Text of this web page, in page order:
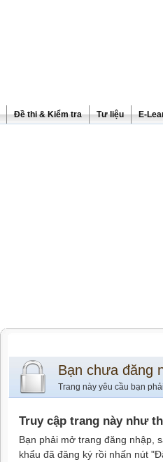
Đề thi & Kiểm tra Tư liệu E-
Bạn chưa đăng
Trang này yêu cầu bạn
Truy cập trang này như
Bạn phải mở trang đăng nhập,
khẩu đã đăng ký rồi nhấn nút